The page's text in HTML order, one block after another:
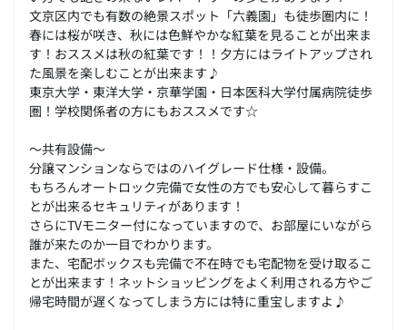
文京区内でも有数の絶景スポット「六義園」も徒歩圏内に！
春には桜が咲き、秋には色鮮やかな紅葉を見ることが出来ま
す！おススメは秋の紅葉です！！夕方にはライトアップされ
た風景を楽しむことが出来ます♪
東京大学・東洋大学・京華学園・日本医科大学付属病院徒歩
圏！学校関係者の方にもおススメです☆
～共有設備～
分譲マンションならではのハイグレード仕様・設備。
もちろんオートロック完備で女性の方でも安心して暮らすこ
とが出来るセキュリティがあります！
さらにTVモニター付になっていますので、お部屋にいながら
誰が来たのか一目でわかります。
また、宅配ボックスも完備で不在時でも宅配物を受け取るこ
とが出来ます！ネットショッピングをよく利用される方やご
帰宅時間が遅くなってしまう方には特に重宝しますよ♪